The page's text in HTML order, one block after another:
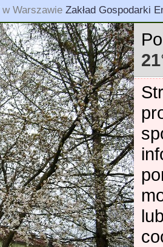
w Warszawie Zakład Gospodarki
21